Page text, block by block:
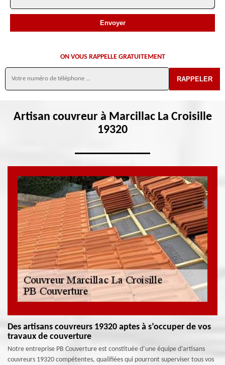
ON VOUS RAPPELLE GRATUITEMENT
Artisan couvreur à Marcillac La Croisille
19320
Des artisans couvreurs 19320 aptes à s’occuper de vos
travaux de couverture
Notre entreprise PB Couverture est constituée d’une équipe d’artisans
couvreurs 19320 compétentes, qualifiées qui pourront superviser tous vos